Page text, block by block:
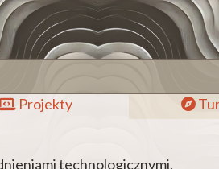
Projekty
technologicznymi.